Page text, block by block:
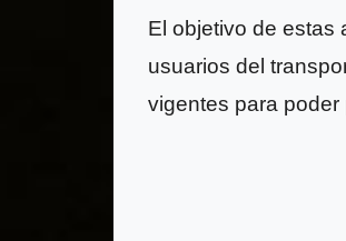
El objetivo de estas
usuarios del
vigentes para